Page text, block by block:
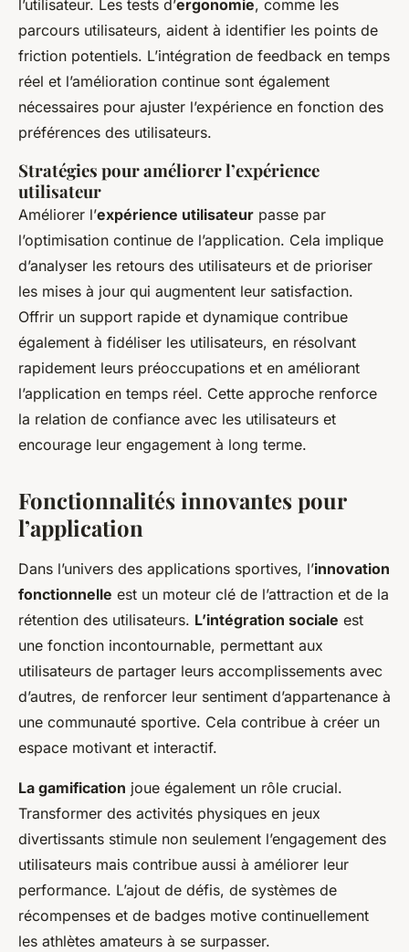
l’utilisateur. Les tests d’ergonomie, comme les
parcours utilisateurs, aident à identifier les points de
friction potentiels. L’intégration de feedback en temps
réel et l’amélioration continue sont également
nécessaires pour ajuster l’expérience en fonction des
préférences des utilisateurs.
Stratégies pour améliorer l’expérience
utilisateur
Améliorer l’expérience utilisateur passe par
l’optimisation continue de l’application. Cela implique
d’analyser les retours des utilisateurs et de prioriser
les mises à jour qui augmentent leur satisfaction.
Offrir un support rapide et dynamique contribue
également à fidéliser les utilisateurs, en résolvant
rapidement leurs préoccupations et en améliorant
l’application en temps réel. Cette approche renforce
la relation de confiance avec les utilisateurs et
encourage leur engagement à long terme.
Fonctionnalités innovantes pour
l’application
Dans l’univers des applications sportives, l’innovation
fonctionnelle est un moteur clé de l’attraction et de la
rétention des utilisateurs. L’intégration sociale est
une fonction incontournable, permettant aux
utilisateurs de partager leurs accomplissements avec
d’autres, de renforcer leur sentiment d’appartenance à
une communauté sportive. Cela contribue à créer un
espace motivant et interactif.
La gamification joue également un rôle crucial.
Transformer des activités physiques en jeux
divertissants stimule non seulement l’engagement des
utilisateurs mais contribue aussi à améliorer leur
performance. L’ajout de défis, de systèmes de
récompenses et de badges motive continuellement
les athlètes amateurs à se surpasser.